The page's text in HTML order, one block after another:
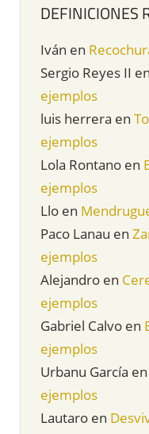
DEFINICIONES
Iván en
Sergio Reyes II en
ejemplos
luis herrera en
ejemplos
Lola Rontano en
ejemplos
Llo en
Paco Lanau en
ejemplos
Alejandro en
ejemplos
Gabriel Calvo en
ejemplos
Urbanu García en
ejemplos
Lautaro en